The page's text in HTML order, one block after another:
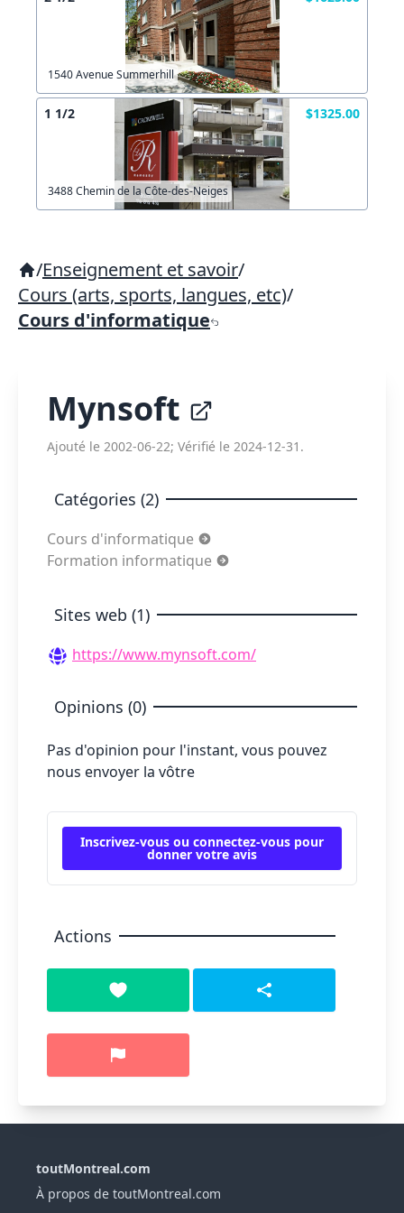
1540 Avenue Summerhill
1 1/2 $1325.00
3488 Chemin de la Côte-des-Neiges
/Enseignement et savoir/
Cours (arts, sports, langues, etc)/
Cours d'informatique
Mynsoft
Ajouté le 2002-06-22; Vérifié le 2024-12-31.
Catégories (2)
Cours d'informatique
Formation informatique
Sites web (1)
https://www.mynsoft.com/
Opinions (0)
Pas d'opinion pour l'instant, vous pouvez
nous envoyer la vôtre
Inscrivez-vous ou connectez-vous pour
donner votre avis
Actions
toutMontreal.com
À propos de toutMontreal.com